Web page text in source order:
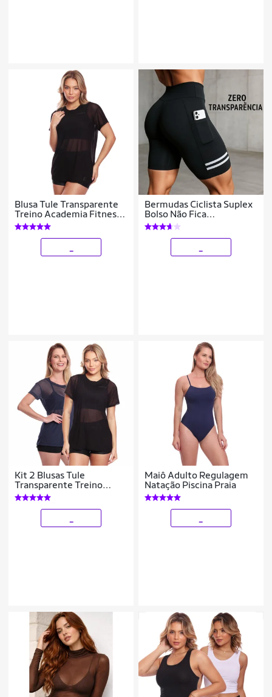
Blusa Tule Transparente
Treino Academia Fitness
Casual
Bermudas Ciclista Suplex
Bolso Não Fica
Transparente Cós Alto Kit
ou Individual
Kit 2 Blusas Tule
Transparente Treino
Academia Fitness Casual
Maiô Adulto Regulagem
Natação Piscina Praia